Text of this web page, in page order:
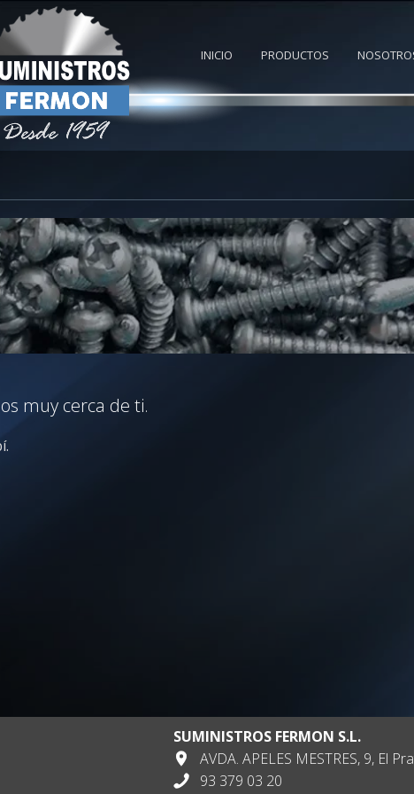
INICIO PRODUCTOS
muy cerca de ti.
SUMINISTROS FERMON S.L.
AVDA. APELES MESTRES, 9, El
93 379 03 20